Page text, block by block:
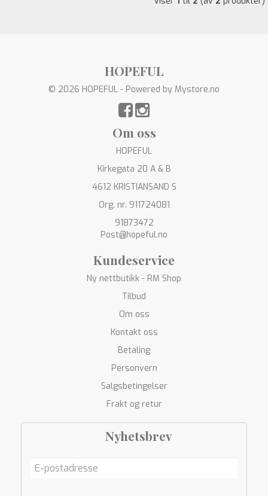
HOPEFUL
© 2026 HOPEFUL - Powered by Mystore.no
Om oss
HOPEFUL
Kirkegata 20 A & B
4612 KRISTIANSAND S
Org. nr. 911724081
91873472
Post@hopeful.no
Kundeservice
Ny nettbutikk - RM Shop
Tilbud
Om oss
Kontakt oss
Betaling
Personvern
Salgsbetingelser
Frakt og retur
Nyhetsbrev